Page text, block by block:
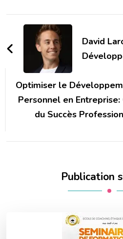
Navigation
d'article
David
Optimiser le
Personnel en Entreprise:
du Succès
Publication